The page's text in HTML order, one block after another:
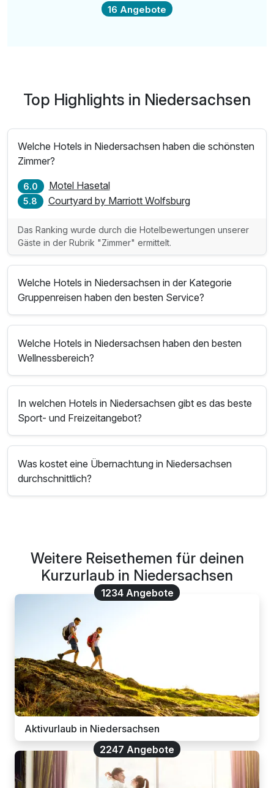
16 Angebote
Top Highlights in Niedersachsen
Welche Hotels in Niedersachsen haben die schönsten
Zimmer?
6.0 Motel Hasetal
5.8 Courtyard by Marriott Wolfsburg
Das Ranking wurde durch die Hotelbewertungen unserer
Gäste in der Rubrik "Zimmer" ermittelt.
Welche Hotels in Niedersachsen in der Kategorie
Gruppenreisen haben den besten Service?
Welche Hotels in Niedersachsen haben den besten
Wellnessbereich?
In welchen Hotels in Niedersachsen gibt es das beste
Sport- und Freizeitangebot?
Was kostet eine Übernachtung in Niedersachsen
durchschnittlich?
Weitere Reisethemen für deinen
Kurzurlaub in Niedersachsen
1234 Angebote
Aktivurlaub in Niedersachsen
2247 Angebote